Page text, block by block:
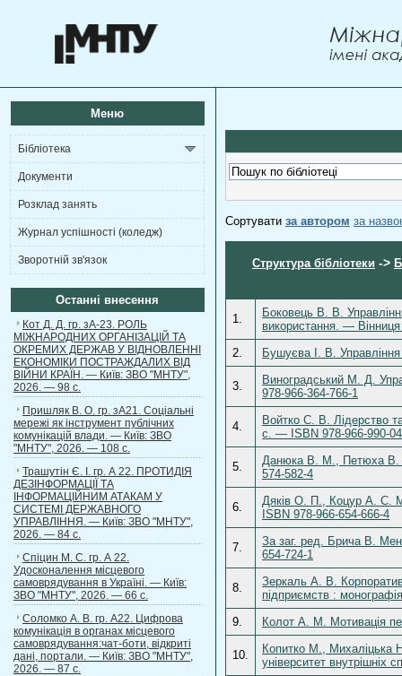
Меню
Бібліотека
Документи
Розклад занять
Журнал успішності (коледж)
Зворотній зв'язок
Останні внесення
Кот Д. Д. гр. зА-23. РОЛЬ
МІЖНАРОДНИХ ОРГАНІЗАЦІЙ ТА
ОКРЕМИХ ДЕРЖАВ У ВІДНОВЛЕННІ
ЕКОНОМІКИ ПОСТРАЖДАЛИХ ВІД
ВІЙНИ КРАЇН. — Київ: ЗВО "МНТУ",
2026. — 98 с.
Пришляк В. О. гр. зА21. Соціальні
мережі як інструмент публічних
комунікацій влади. — Київ: ЗВО
"МНТУ", 2026. — 108 с.
Трашутін Є. І. гр. А 22. ПРОТИДІЯ
ДЕЗІНФОРМАЦІЇ ТА
ІНФОРМАЦІЙНИМ АТАКАМ У
СИСТЕМІ ДЕРЖАВНОГО
УПРАВЛІННЯ. — Київ: ЗВО "МНТУ",
2026. — 84 с.
Спіцин М. С. гр. А 22.
Удосконалення місцевого
самоврядування в Україні. — Київ:
ЗВО "МНТУ", 2026. — 66 с.
Соломко А. В. гр. А22. Цифрова
комунікація в органах місцевого
самоврядування:чат-боти, відкриті
дані, портали. — Київ: ЗВО "МНТУ",
2026. — 87 с.
Сортувати за автором за
Структура бібліотеки ->
1.
Боковець В. В.
використання. —
2.
Бушуєва І. В.
3.
Виноградський М. Д.
978-966-364-766-1
4.
Войтко С. В. Лідерство
с. — ISBN 978-966-990-
5.
Данюка В. М., Петюха В.
574-582-4
6.
Дяків О. П., Коцур А. С.
ISBN 978-966-654-666-4
7.
За заг. ред. Брича В.
654-724-1
8.
Зеркаль А. В.
підприємств :
9.
Колот А. М. Мотивація
10.
Копитко М., Михаліцька
університет внутрішніх